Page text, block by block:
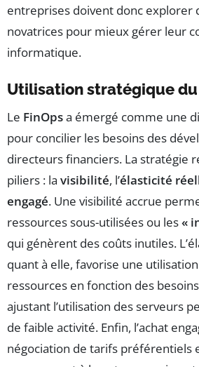
entreprises doivent donc explorer
novatrices pour mieux gérer leur
informatique.
Utilisation stratégique du
Le FinOpsa émergé comme une
pour concilier les besoins des
directeurs financiers. La stratégie
piliers : la visibilité, l’élasticité
engagé. Une visibilité accrue
ressources sous-utilisées ou les«
qui génèrent des coûts inutiles.
quant à elle, favorise une
ressources en fonction des
ajustant l’utilisation des serveurs
de faible activité. Enfin, l’achat
négociation de tarifs préférentiels